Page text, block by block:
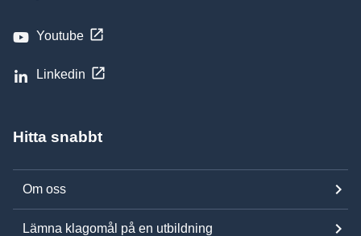
Youtube
Linkedin
Hitta snabbt
Om oss
Lämna klagomål på en utbildning